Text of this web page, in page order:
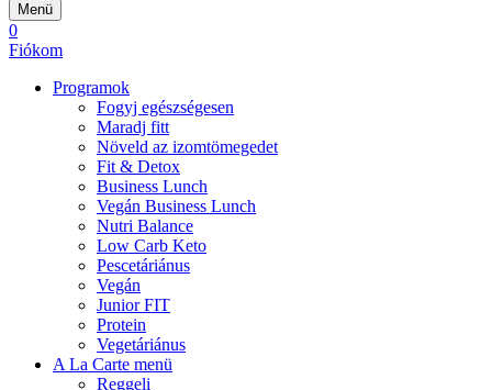
Menü
0
Fiókom
Programok
Fogyj egészségesen
Maradj fitt
Növeld az izomtömegedet
Fit & Detox
Business Lunch
Vegán Business Lunch
Nutri Balance
Low Carb Keto
Pescetáriánus
Vegán
Junior FIT
Protein
Vegetáriánus
A La Carte menü
Reggeli